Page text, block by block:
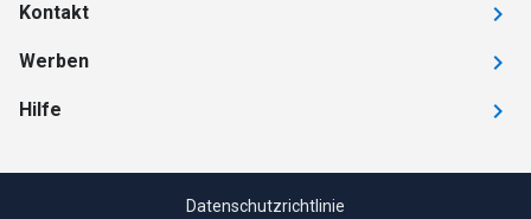
Kontakt
Werben
Hilfe
Datenschutzrichtlinie